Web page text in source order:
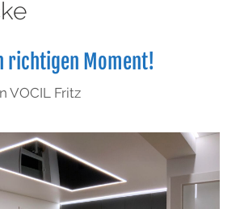
richtigen Moment!
VOCIL Fritz